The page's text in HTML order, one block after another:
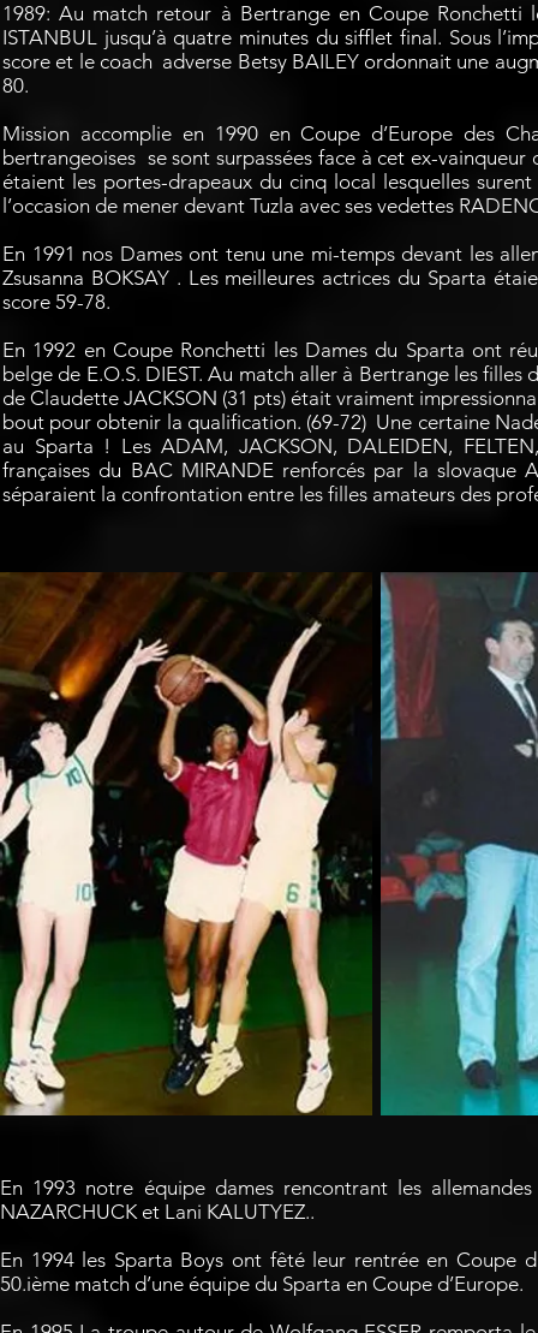
1989: Au match retour à Bertrange en Coupe Ronchetti
ISTANBUL jusqu’à quatre minutes du sifflet final. Sous
score et le coach adverse Betsy BAILEY ordonnait une
80.
Mission accomplie en 1990 en Coupe d’Europe des
bertrangeoises se sont surpassées face à cet ex-
étaient les portes-drapeaux du cinq local lesquelles
l’occasion de mener devant Tuzla avec ses vedettes
En 1991 nos Dames ont tenu une mi-temps devant les
Zsusanna BOKSAY . Les meilleures actrices du Sparta
score 59-78.
En 1992 en Coupe Ronchetti les Dames du Sparta ont
belge de E.O.S. DIEST. Au match aller à Bertrange les
de Claudette JACKSON (31 pts) était vraiment
bout pour obtenir la qualification. (69-72) Une certaine
au Sparta ! Les ADAM, JACKSON, DALEIDEN,
françaises du BAC MIRANDE renforcés par la slovaque
séparaient la confrontation entre les filles amateurs des
En 1993 notre équipe dames rencontrant les
NAZARCHUCK et Lani KALUTYEZ..
En 1994 les Sparta Boys ont fêté leur rentrée en Coupe
50.ième match d’une équipe du Sparta en Coupe d’Europe.